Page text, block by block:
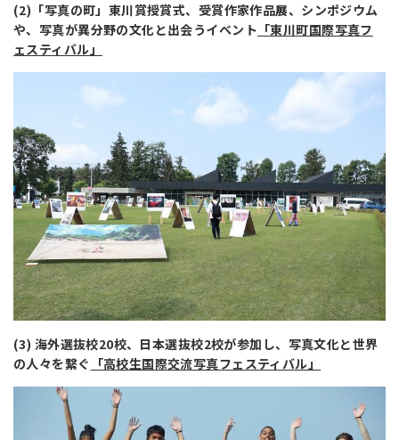
(2)「写真の町」東川賞授賞式、受賞作家作品展、シンポジウム
や、写真が異分野の文化と出会うイベント 「東川町国際写真フ
ェスティバル」
(3) 海外選抜校20校、日本選抜校2校が参加し、写真文化と世界
の人々を繋ぐ 「高校生国際交流写真フェスティバル」